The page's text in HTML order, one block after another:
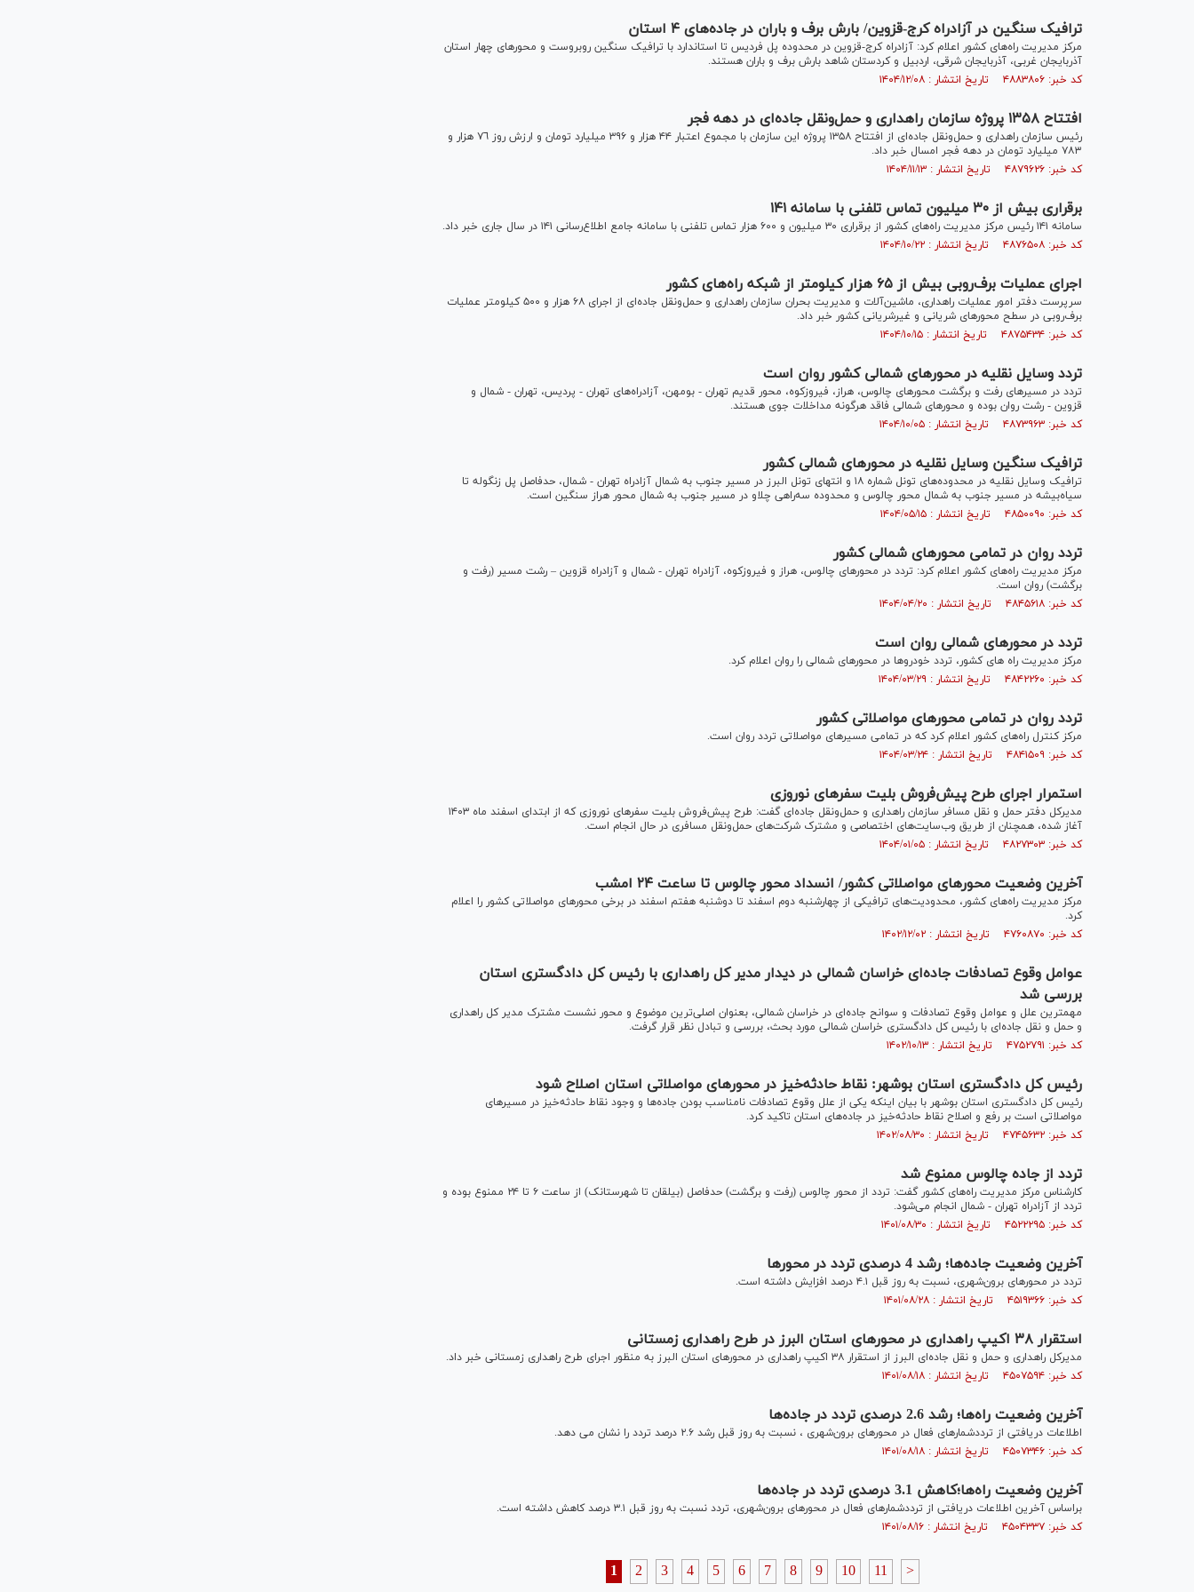
ترافیک سنگین در آزادراه کرج-قزوین/ بارش برف و باران در جاده‌های ۴ استان
مرکز مدیریت راه‌های کشور اعلام کرد: آزادراه کرج-قزوین در محدوده پل فردیس تا استاندارد با ترافیک سنگین روبروست و محور‌های چهار استان
آذربایجان غربی، آذربایجان شرقی، اردبیل و کردستان شاهد بارش برف و باران هستند.
کد خبر: ۴۸۸۳۸۰۶ تاریخ انتشار : ۱۴۰۴/۱۲/۰۸
افتتاح ۱۳۵۸ پروژه سازمان راهداری و حمل‌ونقل جاده‌ای در دهه فجر
رئیس سازمان راهداری و حمل‌ونقل جاده‌ای از افتتاح ۱۳۵۸ پروژه این سازمان با مجموع اعتبار ۴۴ هزار و ۳۹۶ میلیارد تومان و ارزش روز ٧٦ هزار و
٧٨٣ میلیارد تومان در دهه فجر امسال خبر داد.
کد خبر: ۴۸۷۹۶۲۶ تاریخ انتشار : ۱۴۰۴/۱۱/۱۳
برقراری بیش از ۳۰ میلیون تماس تلفنی با سامانه ۱۴۱
سامانه ۱۴۱ رئیس مرکز مدیریت راه‌های کشور از برقراری ۳۰ میلیون و ۶۰۰ هزار تماس تلفنی با سامانه جامع اطلاع‌رسانی ۱۴۱ در سال جاری خبر داد.
کد خبر: ۴۸۷۶۵۰۸ تاریخ انتشار : ۱۴۰۴/۱۰/۲۲
اجرای عملیات برف‌روبی بیش از ۶۵ هزار کیلومتر از شبکه راه‌های کشور
سرپرست دفتر امور عملیات راهداری، ماشین‌آلات و مدیریت بحران سازمان راهداری و حمل‌ونقل جاده‌ای از اجرای ۶۸ هزار و ۵۰۰ کیلومتر عملیات
برف‌روبی در سطح محور‌های شریانی و غیرشریانی کشور خبر داد.
کد خبر: ۴۸۷۵۴۳۴ تاریخ انتشار : ۱۴۰۴/۱۰/۱۵
تردد وسایل نقلیه در محور‌های شمالی کشور روان است
تردد در مسیر‌های رفت و برگشت محور‌های چالوس، هراز، فیروزکوه، محور قدیم تهران - بومهن، آزادراه‌های تهران - پردیس، تهران - شمال و
قزوین - رشت روان بوده و محور‌های شمالی فاقد هرگونه مداخلات جوی هستند.
کد خبر: ۴۸۷۳۹۶۳ تاریخ انتشار : ۱۴۰۴/۱۰/۰۵
ترافیک سنگین وسایل نقلیه در محور‌های شمالی کشور
ترافیک وسایل نقلیه در محدوده‌های تونل شماره ۱۸ و انتهای تونل البرز در مسیر جنوب به شمال آزادراه تهران - شمال، حدفاصل پل زنگوله تا
سیاه‌بیشه در مسیر جنوب به شمال محور چالوس و محدوده سه‌راهی چلاو در مسیر جنوب به شمال محور هراز سنگین است.
کد خبر: ۴۸۵۰۰۹۰ تاریخ انتشار : ۱۴۰۴/۰۵/۱۵
تردد روان در تمامی محور‌های شمالی کشور
مرکز مدیریت راه‌های کشور اعلام کرد: تردد در محور‌های چالوس، هراز و فیروزکوه، آزادراه تهران - شمال و آزادراه قزوین – رشت مسیر (رفت و
برگشت) روان است.
کد خبر: ۴۸۴۵۶۱۸ تاریخ انتشار : ۱۴۰۴/۰۴/۲۰
تردد در محورهای شمالی روان است
مرکز مدیریت راه های کشور، تردد خودروها در محورهای شمالی را روان اعلام کرد.
کد خبر: ۴۸۴۲۲۶۰ تاریخ انتشار : ۱۴۰۴/۰۳/۲۹
تردد روان در تمامی محور‌های مواصلاتی کشور
کد خبر: ۴۸۴۱۵۰۹ تاریخ انتشار : ۱۴۰۴/۰۳/۲۴
استمرار اجرای طرح پیش‌فروش بلیت سفرهای نوروزی
مدیرکل دفتر حمل و نقل مسافر سازمان راهداری و حمل‌و‌نقل جاده‌ای گفت: طرح پیش‌فروش بلیت سفرهای نوروزی که از ابتدای اسفند ماه ۱۴۰۳
آغاز شده، همچنان از طریق وب‌سایت‌های اختصاصی و مشترک شرکت‌های حمل‌ونقل مسافری در حال انجام است.
کد خبر: ۴۸۲۷۳۰۳ تاریخ انتشار : ۱۴۰۴/۰۱/۰۵
آخرین وضعیت محورهای مواصلاتی کشور/ انسداد محور چالوس تا ساعت ۲۴ امشب
مرکز مدیریت راه‌های کشور، محدودیت‌های ترافیکی از چهارشنبه دوم اسفند تا دوشنبه هفتم اسفند در برخی محورهای مواصلاتی کشور را اعلام
کرد.
کد خبر: ۴۷۶۰۸۷۰ تاریخ انتشار : ۱۴۰۲/۱۲/۰۲
عوامل وقوع تصادفات جاده‌ای خراسان شمالی در دیدار مدیر کل راهداری با رئیس کل دادگستری استان
بررسی شد
مهمترین علل و عوامل وقوع تصادفات و سوانح جاده‌ای در خراسان شمالی، بعنوان اصلی‌ترین موضوع و محور نشست مشترک مدیر کل راهداری
و حمل و نقل جاده‌ای با رئیس کل دادگستری خراسان شمالی مورد بحث، بررسی و تبادل نظر قرار گرفت.
کد خبر: ۴۷۵۲۷۹۱ تاریخ انتشار : ۱۴۰۲/۱۰/۱۳
رئیس کل دادگستری استان بوشهر: نقاط حادثه‌خیز در محور‌های مواصلاتی استان اصلاح شود
رئیس کل دادگستری استان بوشهر با بیان اینکه یکی از علل وقوع تصادفات نامناسب بودن جاده‌ها و وجود نقاط حادثه‌خیز در مسیر‌های
مواصلاتی است بر رفع و اصلاح نقاط حادثه‌خیز در جاده‌های استان تاکید کرد.
کد خبر: ۴۷۴۵۶۳۲ تاریخ انتشار : ۱۴۰۲/۰۸/۳۰
تردد از جاده چالوس ممنوع شد
کارشناس مرکز مدیریت راه‌های کشور گفت: تردد از محور چالوس (رفت و برگشت) حدفاصل (بیلقان تا شهرستانک) از ساعت ۶ تا ۲۴ ممنوع بوده و
تردد از آزادراه تهران - شمال انجام می‌شود.
کد خبر: ۴۵۲۲۲۹۵ تاریخ انتشار : ۱۴۰۱/۰۸/۳۰
آخرین وضعیت جاده‌ها؛ رشد 4 درصدی تردد در محورها
تردد در محورهای برون‌شهری، نسبت به روز قبل ۴.۱ درصد افزایش داشته است.
کد خبر: ۴۵۱۹۳۶۶ تاریخ انتشار : ۱۴۰۱/۰۸/۲۸
استقرار ۳۸ اکیپ راهداری در محورهای استان البرز در طرح راهداری زمستانی
مدیرکل راهداری و حمل و نقل جاده‌ای البرز از استقرار ۳۸ اکیپ راهداری در محورهای استان البرز به منظور اجرای طرح راهداری زمستانی خبر داد.
کد خبر: ۴۵۰۷۵۹۴ تاریخ انتشار : ۱۴۰۱/۰۸/۱۸
آخرین وضعیت راه‌ها؛ رشد 2.6 درصدی تردد در جاده‌ها
اطلاعات دریافتی از ترددشمارهای فعال در محورهای برون‌شهری ، نسبت به روز قبل رشد ۲.۶ درصد تردد را نشان می دهد.
کد خبر: ۴۵۰۷۳۴۶ تاریخ انتشار : ۱۴۰۱/۰۸/۱۸
آخرین وضعیت راه‌ها؛کاهش 3.1 درصدی تردد در جاده‌ها
براساس آخرین اطلاعات دریافتی از ترددشمارهای فعال در محورهای برون‌شهری، تردد نسبت به روز قبل ۳.۱ درصد کاهش داشته است.
کد خبر: ۴۵۰۴۳۳۷ تاریخ انتشار : ۱۴۰۱/۰۸/۱۶
1 2 3 4 5 6 7 8 9 10 11 >